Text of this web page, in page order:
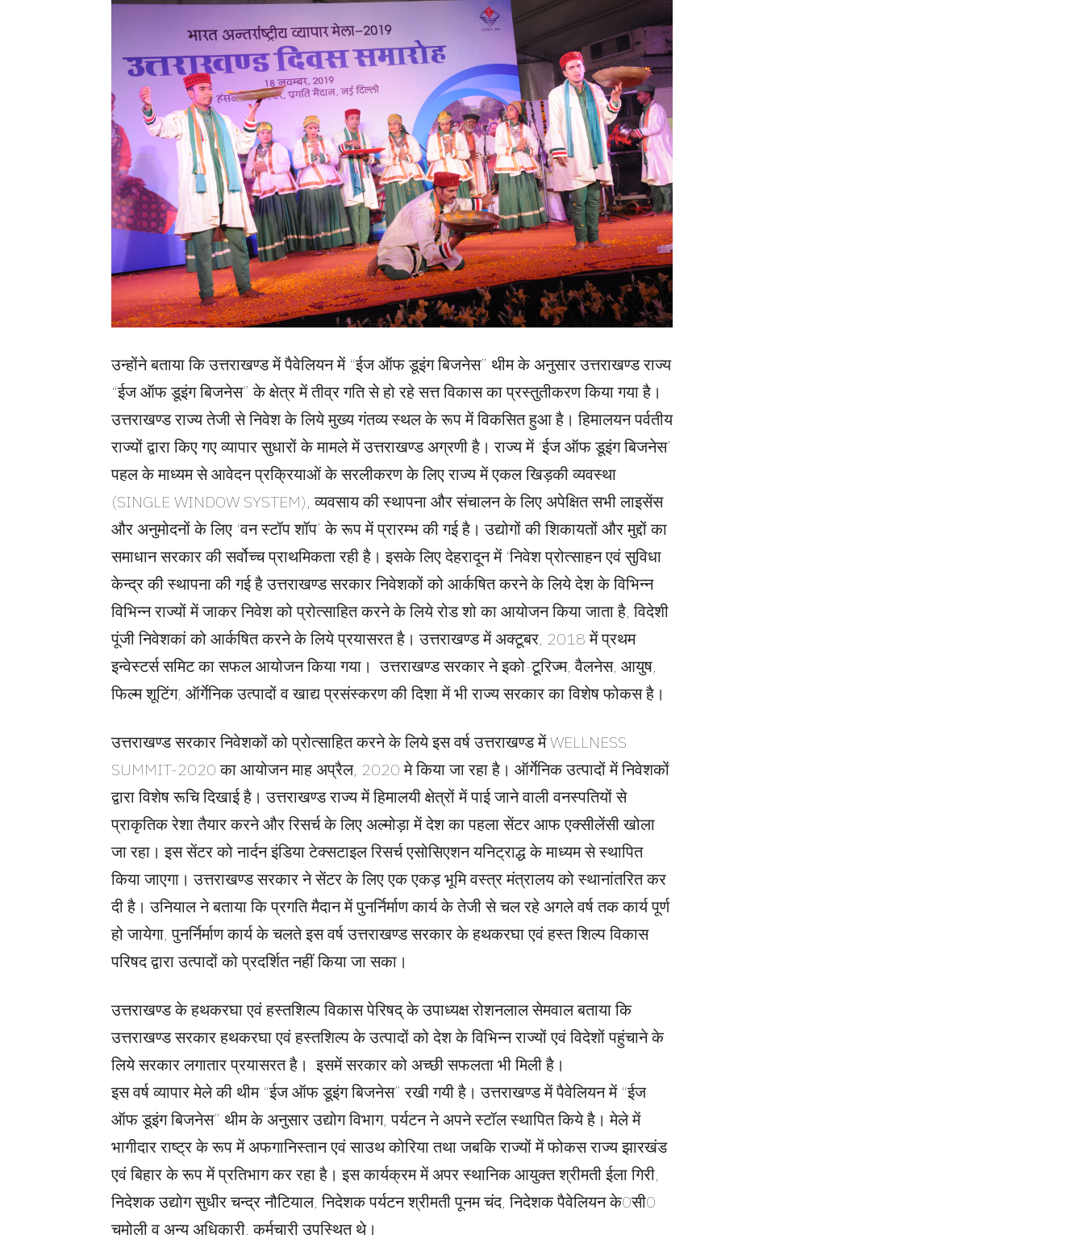
उन्होंने बताया कि उत्तराखण्ड में पैवेलियन में “ईज ऑफ डूइंग बिजनेस” थीम के अनुसार उत्तराखण्ड राज्य
“ईज ऑफ डूइंग बिजनेस” के क्षेत्र में तीव्र गति से हो रहे सत्त विकास का प्रस्तुतीकरण किया गया है।
उत्तराखण्ड राज्य तेजी से निवेश के लिये मुख्य गंतव्य स्थल के रूप में विकसित हुआ है। हिमालयन पर्वतीय
राज्यों द्वारा किए गए व्यापार सुधारों के मामले में उत्तराखण्ड अग्रणी है। राज्य में ‘ईज ऑफ डूइंग बिजनेस’
पहल के माध्यम से आवेदन प्रक्रियाओं के सरलीकरण के लिए राज्य में एकल खिड़की व्यवस्था
(SINGLE WINDOW SYSTEM), व्यवसाय की स्थापना और संचालन के लिए अपेक्षित सभी लाइसेंस
और अनुमोदनों के लिए ‘वन स्टॉप शॉप’ के रूप में प्रारम्भ की गई है। उद्योगों की शिकायतों और मुद्दों का
समाधान सरकार की सर्वोच्च प्राथमिकता रही है। इसके लिए देहरादून में ‘निवेश प्रोत्साहन एवं सुविधा
केन्द्र की स्थापना की गई है उत्तराखण्ड सरकार निवेशकों को आर्कषित करने के लिये देश के विभिन्न
विभिन्न राज्यों में जाकर निवेश को प्रोत्साहित करने के लिये रोड शो का आयोजन किया जाता है, विदेशी
पूंजी निवेशकां को आर्कषित करने के लिये प्रयासरत है। उत्तराखण्ड में अक्टूबर, 2018 में प्रथम
इन्वेस्टर्स समिट का सफल आयोजन किया गया। उत्तराखण्ड सरकार ने इको-टूरिज्म, वैलनेस, आयुष,
फिल्म शूटिंग, ऑर्गेनिक उत्पादों व खाद्य प्रसंस्करण की दिशा में भी राज्य सरकार का विशेष फोकस है।
उत्तराखण्ड सरकार निवेशकों को प्रोत्साहित करने के लिये इस वर्ष उत्तराखण्ड में WELLNESS
SUMMIT-2020 का आयोजन माह अप्रैल, 2020 मे किया जा रहा है। ऑर्गेनिक उत्पादों में निवेशकों
द्वारा विशेष रूचि दिखाई है। उत्तराखण्ड राज्य में हिमालयी क्षेत्रों में पाई जाने वाली वनस्पतियों से
प्राकृतिक रेशा तैयार करने और रिसर्च के लिए अल्मोड़ा में देश का पहला सेंटर आफ एक्सीलेंसी खोला
जा रहा। इस सेंटर को नार्दन इंडिया टेक्सटाइल रिसर्च एसोसिएशन यनिट्राद्ध के माध्यम से स्थापित
किया जाएगा। उत्तराखण्ड सरकार ने सेंटर के लिए एक एकड़ भूमि वस्त्र मंत्रालय को स्थानांतरित कर
दी है। उनियाल ने बताया कि प्रगति मैदान में पुनर्निर्माण कार्य के तेजी से चल रहे अगले वर्ष तक कार्य पूर्ण
हो जायेगा, पुनर्निर्माण कार्य के चलते इस वर्ष उत्तराखण्ड सरकार के हथकरघा एवं हस्त शिल्प विकास
परिषद द्वारा उत्पादों को प्रदर्शित नहीं किया जा सका।
उत्तराखण्ड के हथकरघा एवं हस्तशिल्प विकास पेरिषद् के उपाध्यक्ष रोशनलाल सेमवाल बताया कि
उत्तराखण्ड सरकार हथकरघा एवं हस्तशिल्प के उत्पादों को देश के विभिन्न राज्यों एवं विदेशों पहुंचाने के
लिये सरकार लगातार प्रयासरत है। इसमें सरकार को अच्छी सफलता भी मिली है।
इस वर्ष व्यापार मेले की थीम “ईज ऑफ डूइंग बिजनेस” रखी गयी है। उत्तराखण्ड में पैवेलियन में “ईज
ऑफ डूइंग बिजनेस” थीम के अनुसार उद्योग विभाग, पर्यटन ने अपने स्टॉल स्थापित किये है। मेले में
भागीदार राष्ट्र के रूप में अफगानिस्तान एवं साउथ कोरिया तथा जबकि राज्यों में फोकस राज्य झारखंड
एवं बिहार के रूप में प्रतिभाग कर रहा है। इस कार्यक्रम में अपर स्थानिक आयुक्त श्रीमती ईला गिरी,
निदेशक उद्योग सुधीर चन्द्र नौटियाल, निदेशक पर्यटन श्रीमती पूनम चंद, निदेशक पैवेलियन के0सी0
चमोली व अन्य अधिकारी, कर्मचारी उपस्थित थे।